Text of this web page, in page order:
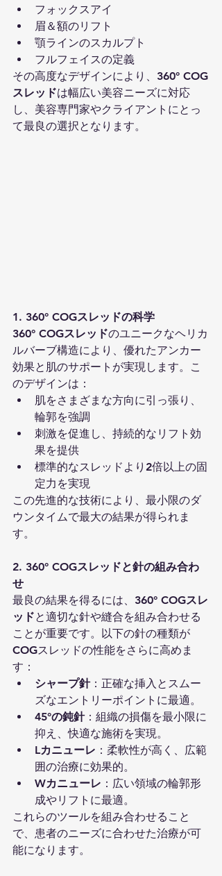
フォックスアイ
眉＆額のリフト
顎ラインのスカルプト
フルフェイスの定義
その高度なデザインにより、 360° COG
スレッドは幅広い美容ニーズに対応
し、美容専門家やクライアントにとっ
て最良の選択となります。
1. 360° COGスレッドの科学
360° COGスレッドのユニークなヘリカ
ルバーブ構造により、優れたアンカー
効果と肌のサポートが実現します。こ
のデザインは：
肌をさまざまな方向に引っ張り、
輪郭を強調
刺激を促進し、持続的なリフト効
果を提供
標準的なスレッドより2倍以上の固
定力を実現
この先進的な技術により、最小限のダ
ウンタイムで最大の結果が得られま
す。
2. 360° COGスレッドと針の組み合わ
せ
最良の結果を得るには、 360° COGスレ
ッドと適切な針や縫合を組み合わせる
ことが重要です。以下の針の種類が
COGスレッドの性能をさらに高めま
す：
シャープ針：正確な挿入とスムー
ズなエントリーポイントに最適。
45°の鈍針：組織の損傷を最小限に
抑え、快適な施術を実現。
Lカニューレ ：柔軟性が高く、広範
囲の治療に効果的。
Wカニューレ ：広い領域の輪郭形
成やリフトに最適。
これらのツールを組み合わせること
で、患者のニーズに合わせた治療が可
能になります。